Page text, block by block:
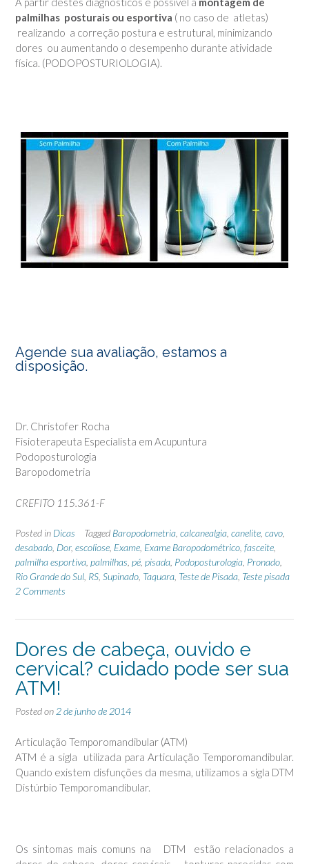
palmilhas posturais ou esportiva ( no caso de atletas)
realizando a correção postura e estrutural, minimizando
dores ou aumentando o desempenho durante atividade
física. (PODOPOSTURIOLOGIA).
Agende sua avaliação, estamos a
disposição.
Dr. Christofer Rocha
Fisioterapeuta Especialista em Acupuntura
Podoposturologia
Baropodometria
CREFITO 115.361-F
Posted in Dicas Tagged Baropodometria, calcanealgia, canelite, cavo,
desabado, Dor, escoliose, Exame, Exame Baropodométrico, fasceite,
palmilha esportiva, palmilhas, pé, pisada, Podoposturologia, Pronado,
Rio Grande do Sul, RS, Supinado, Taquara, Teste de Pisada, Teste pisada
2 Comments
Dores de cabeça, ouvido e
cervical? cuidado pode ser sua
ATM!
Posted on2 de junho de 2014
Articulação Temporomandibular (ATM)
ATM é a sigla utilizada para Articulação Temporomandibular.
Quando existem disfunções da mesma, utilizamos a sigla DTM
Distúrbio Temporomandibular.
Os sintomas mais comuns na DTM estão relacionados a